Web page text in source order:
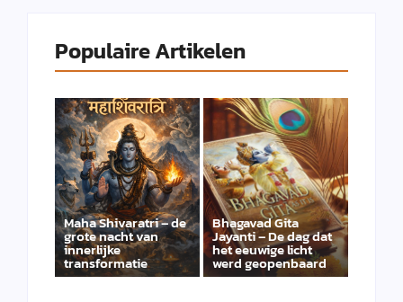
Populaire Artikelen
Maha Shivaratri – de
grote nacht van
innerlijke
transformatie
Bhagavad Gita
Jayanti – De dag dat
het eeuwige licht
werd geopenbaard